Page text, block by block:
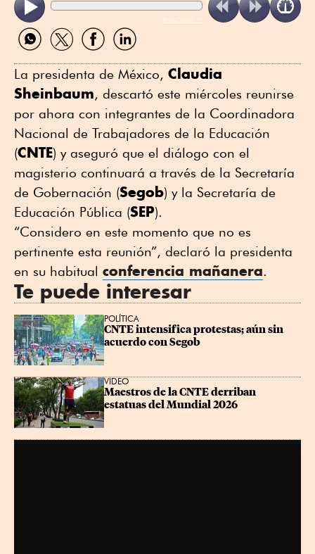
ReadSpeaker
Compartir
por
Compartir
por
Compartir
por
Compartir
por
La presidenta de México, Claudia
Sheinbaum, descartó este miércoles reunirse
por ahora con integrantes de la Coordinadora
Nacional de Trabajadores de la Educación
(CNTE) y aseguró que el diálogo con el
magisterio continuará a través de la Secretaría
de Gobernación (Segob) y la Secretaría de
Educación Pública (SEP).
“Considero en este momento que no es
pertinente esta reunión”, declaró la presidenta
en su habitual conferencia mañanera.
Te puede interesar
POLÍTICA
CNTE intensifica protestas; aún sin
acuerdo con Segob
VIDEO
Maestros de la CNTE derriban
estatuas del Mundial 2026